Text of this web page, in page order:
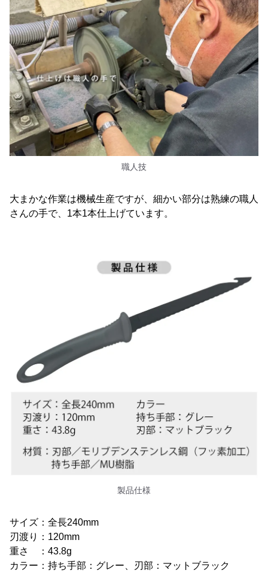
職人技
大まかな作業は機械生産ですが、細かい部分は熟練の職人
さんの手で、1本1本仕上げています。
製品仕様
サイズ：全長240mm
刃渡り：120mm
重さ ：43.8g
カラー：持ち手部：グレー、刃部：マットブラック